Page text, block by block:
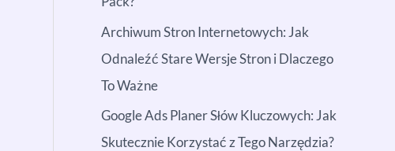
Archiwum Stron Internetowych: Jak
Odnaleźć Stare Wersje Stron i Dlaczego
To Ważne
Google Ads Planer Słów Kluczowych: Jak
Skutecznie Korzystać z Tego Narzędzia?